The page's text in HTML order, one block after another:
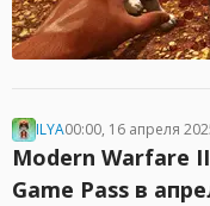
ILYA00:00, 16 апреля
Modern Warfare
Game Pass в